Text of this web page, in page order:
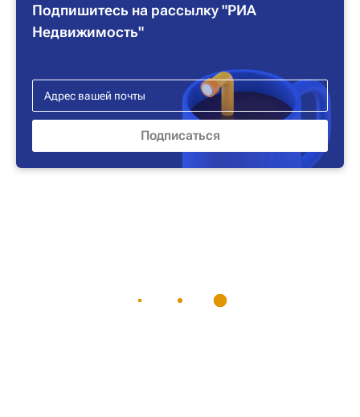
Подпишитесь на рассылку "РИА
Недвижимость"